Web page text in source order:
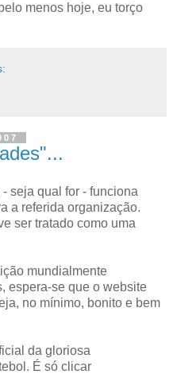
menos hoje, eu torço
seja qual for - funciona
a referida organização.
ser tratado como uma
mundialmente
espera-se que o website
no mínimo, bonito e bem
da gloriosa
É só clicar